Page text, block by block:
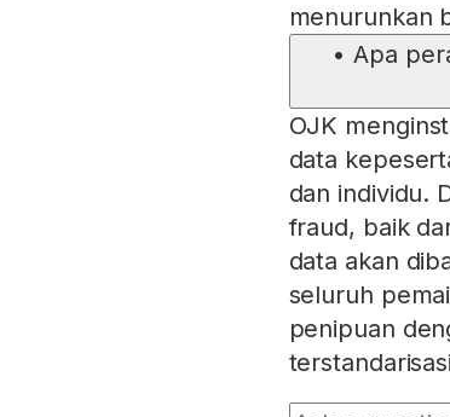
menurunkan
• Apa
OJK
data
dan individu.
fraud, baik
data akan
seluruh
penipuan